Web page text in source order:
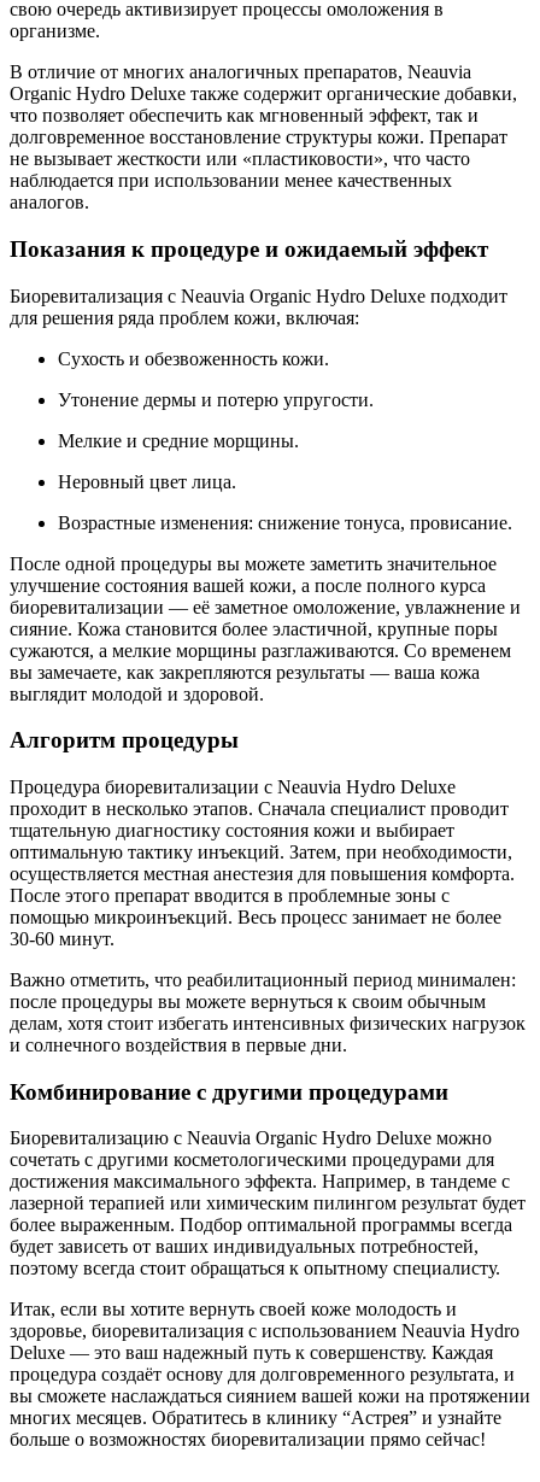
свою очередь активизирует процессы омоложения в
организме.
В отличие от многих аналогичных препаратов, Neauvia
Organic Hydro Deluxe также содержит органические добавки,
что позволяет обеспечить как мгновенный эффект, так и
долговременное восстановление структуры кожи. Препарат
не вызывает жесткости или «пластиковости», что часто
наблюдается при использовании менее качественных
аналогов.
Показания к процедуре и ожидаемый эффект
Биоревитализация с Neauvia Organic Hydro Deluxe подходит
для решения ряда проблем кожи, включая:
Сухость и обезвоженность кожи.
Утонение дермы и потерю упругости.
Мелкие и средние морщины.
Неровный цвет лица.
Возрастные изменения: снижение тонуса, провисание.
После одной процедуры вы можете заметить значительное
улучшение состояния вашей кожи, а после полного курса
биоревитализации — её заметное омоложение, увлажнение и
сияние. Кожа становится более эластичной, крупные поры
сужаются, а мелкие морщины разглаживаются. Со временем
вы замечаете, как закрепляются результаты — ваша кожа
выглядит молодой и здоровой.
Алгоритм процедуры
Процедура биоревитализации с Neauvia Hydro Deluxe
проходит в несколько этапов. Сначала специалист проводит
тщательную диагностику состояния кожи и выбирает
оптимальную тактику инъекций. Затем, при необходимости,
осуществляется местная анестезия для повышения комфорта.
После этого препарат вводится в проблемные зоны с
помощью микроинъекций. Весь процесс занимает не более
30-60 минут.
Важно отметить, что реабилитационный период минимален:
после процедуры вы можете вернуться к своим обычным
делам, хотя стоит избегать интенсивных физических нагрузок
и солнечного воздействия в первые дни.
Комбинирование с другими процедурами
Биоревитализацию с Neauvia Organic Hydro Deluxe можно
сочетать с другими косметологическими процедурами для
достижения максимального эффекта. Например, в тандеме с
лазерной терапией или химическим пилингом результат будет
более выраженным. Подбор оптимальной программы всегда
будет зависеть от ваших индивидуальных потребностей,
поэтому всегда стоит обращаться к опытному специалисту.
Итак, если вы хотите вернуть своей коже молодость и
здоровье, биоревитализация с использованием Neauvia Hydro
Deluxe — это ваш надежный путь к совершенству. Каждая
процедура создаёт основу для долговременного результата, и
вы сможете наслаждаться сиянием вашей кожи на протяжении
многих месяцев. Обратитесь в клинику “Астрея” и узнайте
больше о возможностях биоревитализации прямо сейчас!